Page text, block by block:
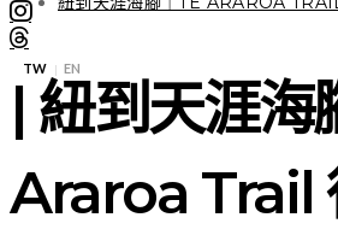
TW | EN
| 紐到天涯海
Araroa Trail